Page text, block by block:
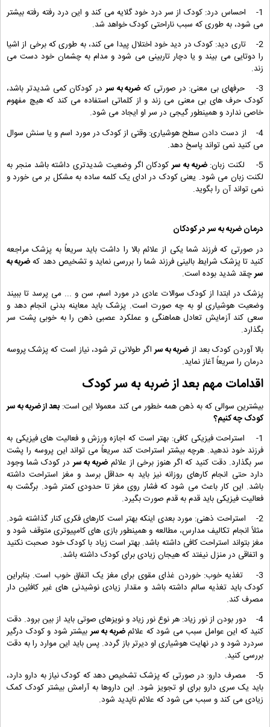
1- احساس درد: کودک از سر درد خود گلایه می کند و این درد رفته رفته بیشتر
می شود، به طوری که سبب ناراحتی کودک خواهد شد.
2- تاری دید: کودک در دید خود اختلال پیدا می کند، به طوری که برخی از اشیا
را دوتایی می بیند و یا دچار تاربینی می شود و مدام به چشمان خود دست می
زند.
3- حرفهای بی معنی: در صورتی که
ضربه به سردر کودکان کمی شدیدتر باشد،
کودک حرف های بی معنی می زند و از کلماتی استفاده می کند که هیچ مفهوم
خاصی ندارد و همینطور گیجی در سر او ایجاد می شود.
4- از دست دادن سطح هوشیاری: وقتی از کودک در مورد اسم و یا سنش سوال
می کنید نمی تواند پاسخ دهد.
5- لکنت زبان:
ضربه به سرکودکان اگر وضعیت شدیدتری داشته باشد منجر به
لکنت زبان می شود. یعنی کودک در ادای یک کلمه ساده به مشکل بر می خورد و
نمی تواند آن را بگوید.
درمانضربه به سردر کودکان
در صورتی که فرزند شما یکی از علائم بالا را داشت باید سریعاً به پزشک مراجعه
کنید تا پزشک شرایط بالینی فرزند شما را بررسی نماید و تشخیص دهد کهضربه به
سرچقد شدید بوده است.
پزشک در ابتدا از کودک سوالات عادی در مورد اسم، سن و ... می پرسد تا ببیند
وضعیت هوشیاری او به چه صورت است. پزشک باید معاینه بدنی انجام دهد و
سعی کند آزمایش تعادل هماهنگی و عملکرد عصبی ذهن را به خوبی پشت سر
بگذارد.
بالا آوردن کودک بعد ازضربه به سراگر طولانی تر شود، نیاز است که پزشک پروسه
درمان را سریعاً آغاز نماید.
اقدامات مهم بعد از ضربه به سر کودک
بیشترین سوالی که به ذهن همه خطور می کند معمولا این است: بعد از ضربه به سر
کودک چه کنیم؟
1- استراحت فیزیکی کافی: بهتر است که اجازه ورزش و فعالیت های فیزیکی به
فرزند خود ندهید. هرچه بیشتر استراحت کند سریعاً می تواند این پروسه را پشت
سر بگذارد. دقت کنید که اگر هنوز برخی از علائم ضربه به سردر کودک شما وجود
دارد حتی انجام کارهای روزانه نیز باید به حداقل برسد و مغز استراحت داشته
باشد. این کار باعث می شود که فشار روی مغز تا حدودی کمتر شود. برگشت به
فعالیت فیزیکی باید قدم به قدم صورت بگیرد.
2- استراحت ذهنی: مورد بعدی اینکه بهتر است کارهای فکری کنار گذاشته شود.
مثلاً انجام تکالیف مدارس، مطالعه و همینطور بازی های کامپیوتری متوقف شود و
مغز بتواند استراحت کافی داشته باشد. بهتر است زیاد با کودک خود صحبت نکنید
و اتفاقی در منزل نیفتد که هیجان زیادی برای کودک داشته باشد.
3- تغذیه خوب: خوردن غذای مقوی برای مغز یک اتفاق خوب است. بنابراین
کودک باید تغذیه سالم داشته باشد و مقدار زیادی نوشیدنی های غیر کافئین دار
مصرف کند.
4- دور بودن از نور زیاد: هر نوع نور زیاد و نویزهای صوتی باید از بین برود. دقت
کنید که این عوامل سبب می شود که علائمضربه به سربیشتر شود و کودک درگیر
سردرد شود و در نهایت هوشیاری او دیرتر باز گردد. پس باید این موارد را به دقت
بررسی کنید.
5- مصرف دارو: در صورتی که پزشک تشخیص دهد که کودک نیاز به دارو دارد،
باید یک سری دارو برای او تجویز شود. این داروها به آرامش بیشتر کودک کمک
زیادی می کند و سبب می شود که علائم ناپدید شود.